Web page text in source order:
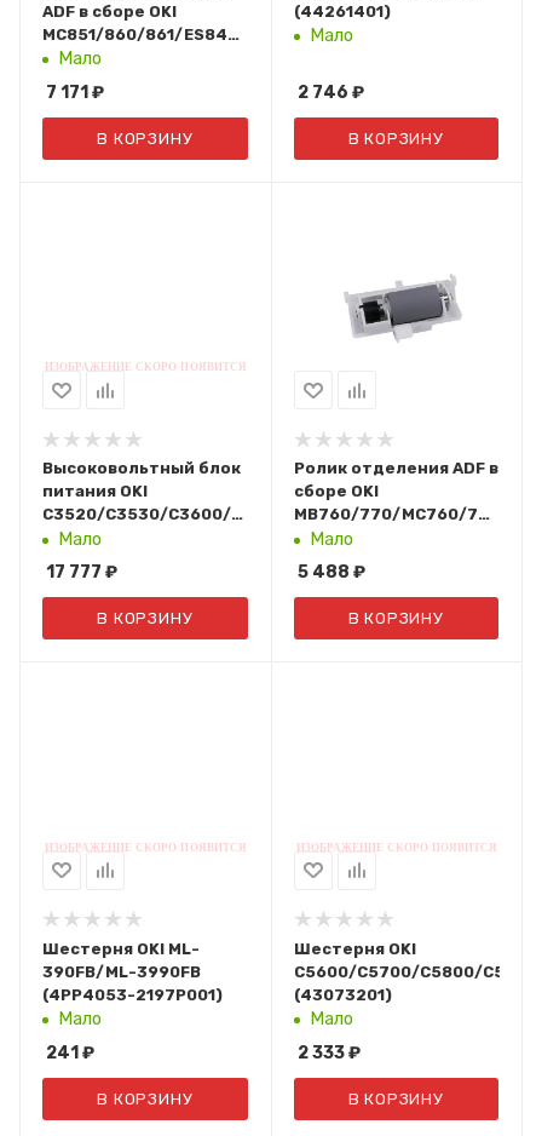
ADF в сборе OKI
MC851/860/861/ES8451/8460/8461
(44321701)
Мало
7 171 ₽
В КОРЗИНУ
(44261401)
Мало
2 746 ₽
В КОРЗИНУ
Высоковольтный блок
питания OKI
C3520/C3530/C3600/C3450/C3400/C3300/MC350/
(43035201)
Мало
17 777 ₽
В КОРЗИНУ
Ролик отделения ADF в
сборе OKI
MB760/770/MC760/770/780
(45060101)
Мало
5 488 ₽
В КОРЗИНУ
Шестерня OKI ML-
390FB/ML-3990FB
(4PP4053-2197P001)
Мало
241 ₽
В КОРЗИНУ
Шестерня OKI
C5600/C5700/C5800/
(43073201)
Мало
2 333 ₽
В КОРЗИНУ